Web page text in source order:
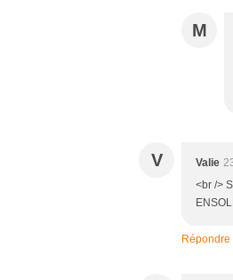
M
V Valie
<br />
Répondre